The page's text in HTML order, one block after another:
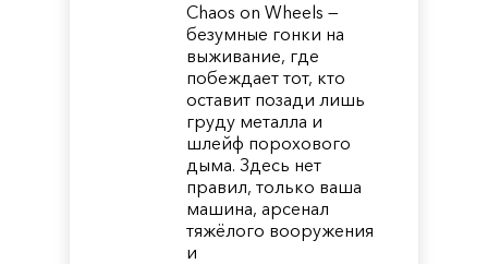
Chaos on Wheels —
безумные гонки на
выживание, где
побеждает тот, кто
оставит позади лишь
груду металла и
шлейф порохового
дыма. Здесь нет
правил, только ваша
машина, арсенал
тяжёлого вооружения
и